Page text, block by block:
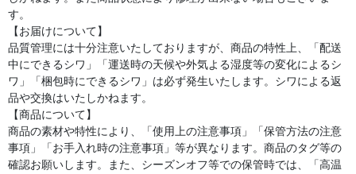
す。
【お届けについて】
品質管理には十分注意いたしておりますが、商品の特性上、「配送
中にできるシワ」「運送時の天候や外気よる湿度等の変化によるシ
ワ」「梱包時にできるシワ」は必ず発生いたします。シワによる返
品や交換はいたしかねます。
【商品について】
商品の素材や特性により、「使用上の注意事項」「保管方法の注意
事項」「お手入れ時の注意事項」等が異なります。商品のタグ等の
確認お願いします。また、シーズンオフ等での保管時では、「高温